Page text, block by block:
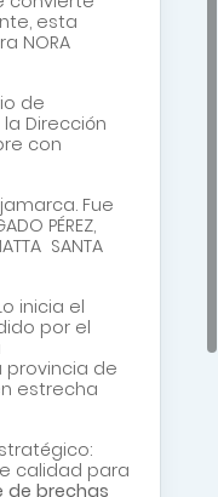
esta
NORA
de
Dirección
con
Fue
PÉREZ,
SANTA
inicia el
por el
provincia de
estrecha
calidad para
de brechas